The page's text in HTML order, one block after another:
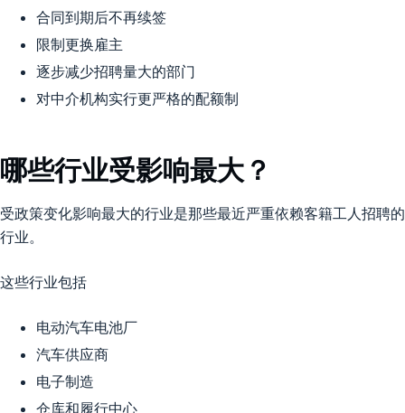
合同到期后不再续签
限制更换雇主
逐步减少招聘量大的部门
对中介机构实行更严格的配额制
哪些行业受影响最大？
受政策变化影响最大的行业是那些最近严重依赖客籍工人招聘的
行业。
这些行业包括
电动汽车电池厂
汽车供应商
电子制造
仓库和履行中心